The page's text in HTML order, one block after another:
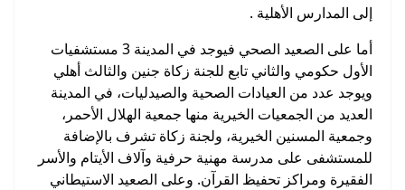
إلى المدارس الأهلية .
أما على الصعيد الصحي فيوجد في المدينة 3 مستشفيات
الأول حكومي والثاني تابع للجنة زكاة جنين والثالث أهلي
ويوجد عدد من العيادات الصحية والصيدليات، في المدينة
العديد من الجمعيات الخيرية منها جمعية الهلال الأحمر،
وجمعية المسنين الخيرية، ولجنة زكاة تشرف بالإضافة
للمستشفى على مدرسة مهنية حرفية وآلاف الأيتام والأسر
الفقيرة ومراكز تحفيظ القرآن. وعلى الصعيد الاستيطاني